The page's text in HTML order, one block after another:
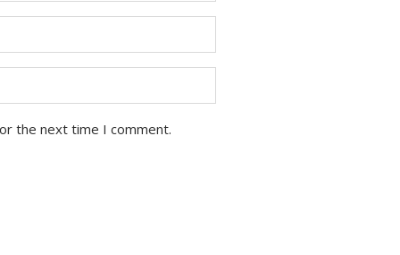
the next time I comment.